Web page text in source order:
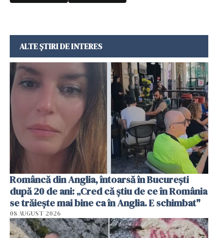
ALTE ȘTIRI DE INTERES
Româncă din Anglia, întoarsă în București
după 20 de ani: „Cred că știu de ce în România
se trăiește mai bine ca în Anglia. E schimbat"
08 AUGUST 2026